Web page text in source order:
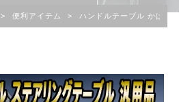
> 便利アイテム > ハンドルテーブル かばん